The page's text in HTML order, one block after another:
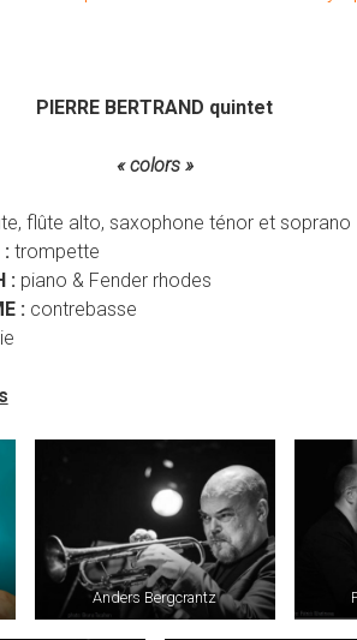
PIERRE BERTRAND quintet
« colors »
flûte alto, saxophone ténor et soprano
:trompette
:piano & Fender rhodes
:contrebasse
Anders Bergcrantz